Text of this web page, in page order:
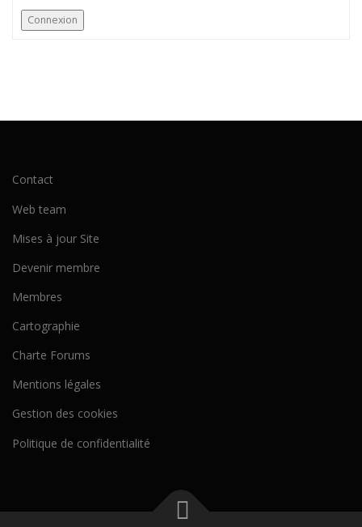
Connexion
Contact
Web team
Mises à jour Site
Devenir membre
Membres
Cartographie
Charte Forums
Mentions légales
Gestion des cookies
Politique de confidentialité